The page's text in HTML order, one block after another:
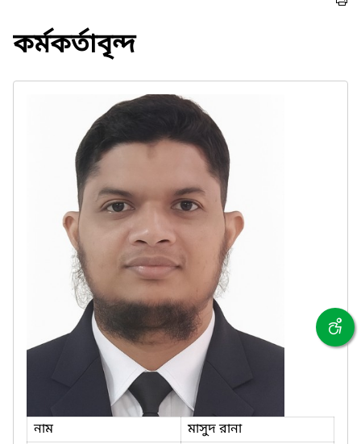
কর্মকর্তাবৃন্দ
নাম
মাসুদ রানা